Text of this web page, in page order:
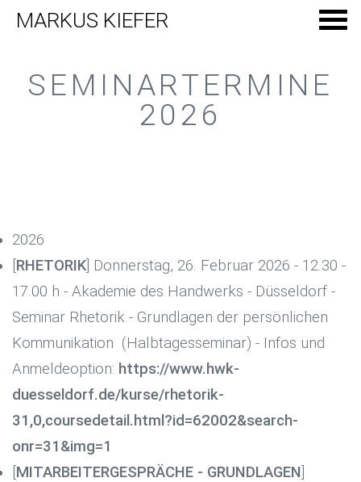
MARKUS KIEFER
SEMINARTERMINE
2026
2026
RHETORIK ] Donnerstag, 26. Februar 2026 - 12.30 -
17.00 h - Akademie des Handwerks - Düsseldorf -
Seminar Rhetorik - Grundlagen der persönlichen
Kommunikation (Halbtagesseminar) - Infos und
Anmeldeoption: https://www.hwk-
duesseldorf.de/kurse/rhetorik-
31,0,coursedetail.html?id=62002&search-
onr=31&img=1
MITARBEITERGESPRÄCHE - GRUNDLAGEN